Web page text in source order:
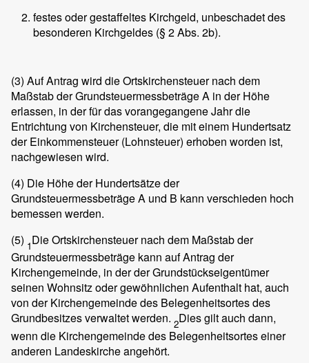
festes oder gestaffeltes Kirchgeld, unbeschadet des
besonderen Kirchgeldes (§ 2 Abs. 2b).
(3) Auf Antrag wird die Ortskirchensteuer nach dem
Maßstab der Grundsteuermessbeträge A in der Höhe
erlassen, in der für das vorangegangene Jahr die
Entrichtung von Kirchensteuer, die mit einem Hundertsatz
der Einkommensteuer (Lohnsteuer) erhoben worden ist,
nachgewiesen wird.
(4) Die Höhe der Hundertsätze der
Grundsteuermessbeträge A und B kann verschieden hoch
bemessen werden.
(5) 1Die Ortskirchensteuer nach dem Maßstab der
Grundsteuermessbeträge kann auf Antrag der
Kirchengemeinde, in der der Grundstückseigentümer
seinen Wohnsitz oder gewöhnlichen Aufenthalt hat, auch
von der Kirchengemeinde des Belegenheitsortes des
Grundbesitzes verwaltet werden. 2Dies gilt auch dann,
wenn die Kirchengemeinde des Belegenheitsortes einer
anderen Landeskirche angehört.